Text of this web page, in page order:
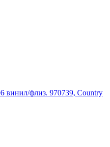
винил/флиз. 970739, Country